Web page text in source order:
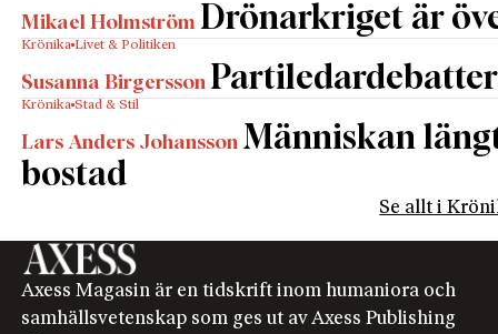
Mikael Holmström Drönarkriget är
Krönika Livet & Politiken
Susanna Birgersson
Krönika Stad & Stil
Lars Anders Johansson Människan
bostad
Se allt i
Axess Magasin är en tidskrift inom humaniora och
samhällsvetenskap som ges ut av Axess Publishing